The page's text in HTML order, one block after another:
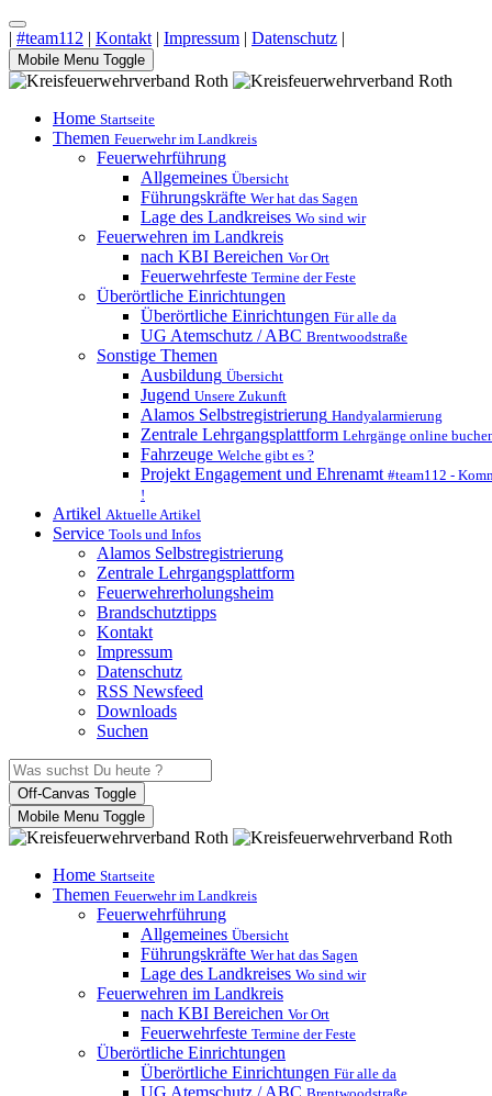
| #team112 | Kontakt | Impressum | Datenschutz |
Mobile Menu Toggle
Home Startseite
Themen Feuerwehr im Landkreis
Feuerwehrführung
Allgemeines Übersicht
Führungskräfte Wer hat das Sagen
Lage des Landkreises Wo sind wir
Feuerwehren im Landkreis
nach KBI Bereichen Vor Ort
Feuerwehrfeste Termine der Feste
Überörtliche Einrichtungen
Überörtliche Einrichtungen Für alle da
UG Atemschutz / ABC Brentwoodstraße
Sonstige Themen
Ausbildung Übersicht
Jugend Unsere Zukunft
Alamos Selbstregistrierung Handyalarmierung
Zentrale Lehrgangsplattform Lehrgänge online
Fahrzeuge Welche gibt es ?
Projekt Engagement und Ehrenamt #team112 -
!
Artikel Aktuelle Artikel
Service Tools und Infos
Alamos Selbstregistrierung
Zentrale Lehrgangsplattform
Feuerwehrerholungsheim
Brandschutztipps
Kontakt
Impressum
Datenschutz
RSS Newsfeed
Downloads
Suchen
Off-Canvas Toggle
Mobile Menu Toggle
Home Startseite
Themen Feuerwehr im Landkreis
Feuerwehrführung
Allgemeines Übersicht
Führungskräfte Wer hat das Sagen
Lage des Landkreises Wo sind wir
Feuerwehren im Landkreis
nach KBI Bereichen Vor Ort
Feuerwehrfeste Termine der Feste
Überörtliche Einrichtungen
Überörtliche Einrichtungen Für alle da
UG Atemschutz / ABC